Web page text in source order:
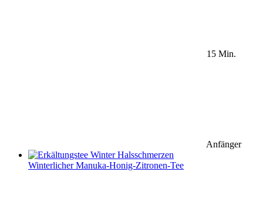
15 Min.
Anfänger
Winterlicher Manuka-Honig-Zitronen-Tee